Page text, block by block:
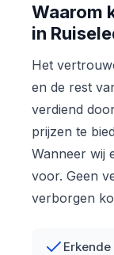
Waarom
in
Het
en de rest
verdiend
prijzen te
Wanneer wij
voor. Geen
verborgen